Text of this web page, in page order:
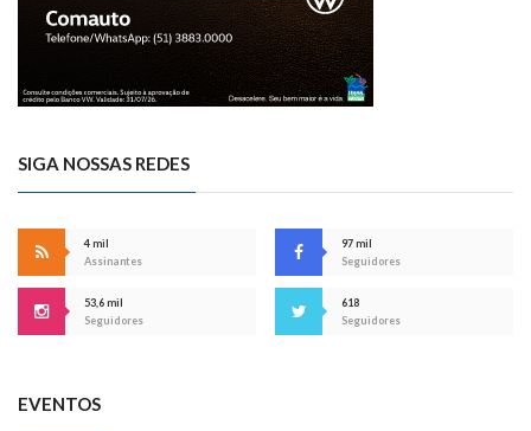
SIGA NOSSAS REDES
4 mil
Assinantes
97 mil
Seguidores
53,6 mil
Seguidores
618
Seguidores
EVENTOS